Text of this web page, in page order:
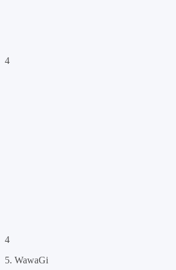
4
4
5. WawaGi